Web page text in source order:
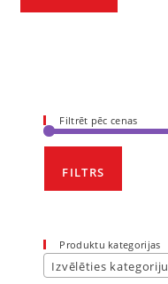
Filtrēt pēc cenas
FILTRS
Produktu kategorijas
Izvēlēties kategoriju